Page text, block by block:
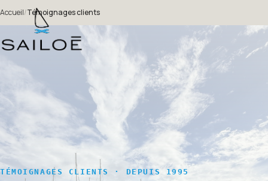
Accueil/Témoignages clients
TÉMOIGNAGES CLIENTS · DEPUIS 1995